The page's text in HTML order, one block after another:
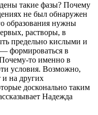
такие фазы? Почему
не был обнаружен
образования нужны
растворы, в
предельно кислыми и
формироваться в
то именно в
условия. Возможно,
на других
досконально таким
Надежда